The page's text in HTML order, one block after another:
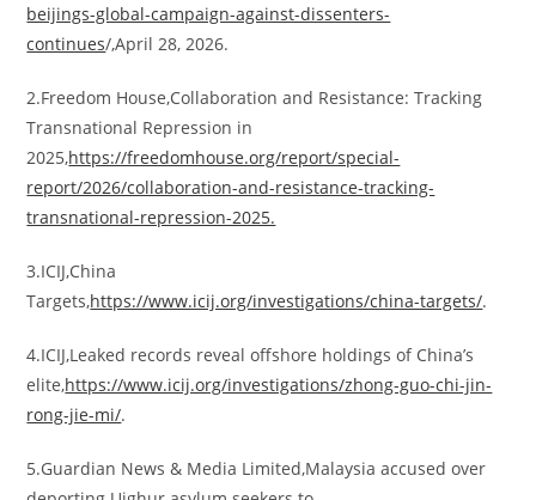
beijings-global-campaign-against-dissenters-
continues/,April 28, 2026.
2.Freedom House,Collaboration and Resistance: Tracking
Transnational Repression in
2025,https://freedomhouse.org/report/special-
report/2026/collaboration-and-resistance-tracking-
transnational-repression-2025.
3.ICIJ,China
Targets,https://www.icij.org/investigations/china-targets/.
4.ICIJ,Leaked records reveal offshore holdings of China’s
elite,https://www.icij.org/investigations/zhong-guo-chi-jin-
rong-jie-mi/.
5.Guardian News & Media Limited,Malaysia accused over